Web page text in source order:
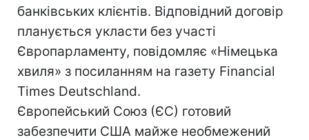
банківських клієнтів. Відповідний договір
планується укласти без участі
Європарламенту, повідомляє «Німецька
хвиля» з посиланням на газету Financial
Times Deutschland.
Європейський Союз (ЄС) готовий
забезпечити США майже необмежений